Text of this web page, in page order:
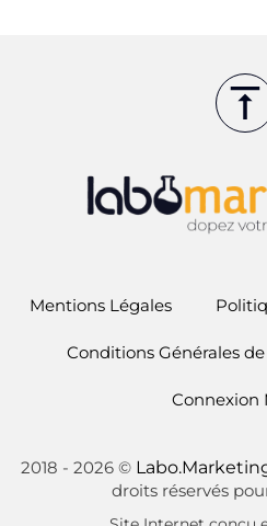
Mentions Légales
Conditions Générales
Connexion
2018 - 2026 ©
droits réservés